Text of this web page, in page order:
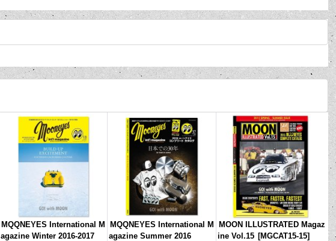
MQQNEYES International M
agazine Winter 2016-2017
MQQNEYES International M
agazine Summer 2016
MOON ILLUSTRATED Magaz
ine Vol.15 [MGCAT15-15]